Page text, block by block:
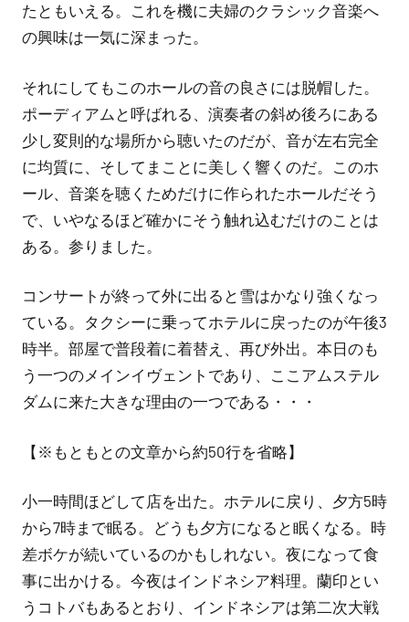
たともいえる。これを機に夫婦のクラシック音楽へ
の興味は一気に深まった。
それにしてもこのホールの音の良さには脱帽した。
ポーディアムと呼ばれる、演奏者の斜め後ろにある
少し変則的な場所から聴いたのだが、音が左右完全
に均質に、そしてまことに美しく響くのだ。このホ
ール、音楽を聴くためだけに作られたホールだそう
で、いやなるほど確かにそう触れ込むだけのことは
ある。参りました。
コンサートが終って外に出ると雪はかなり強くなっ
ている。タクシーに乗ってホテルに戻ったのが午後3
時半。部屋で普段着に着替え、再び外出。本日のも
う一つのメインイヴェントであり、ここアムステル
ダムに来た大きな理由の一つである・・・
【※もともとの文章から約50行を省略】
小一時間ほどして店を出た。ホテルに戻り、夕方5時
から7時まで眠る。どうも夕方になると眠くなる。時
差ボケが続いているのかもしれない。夜になって食
事に出かける。今夜はインドネシア料理。蘭印とい
うコトバもあるとおり、インドネシアは第二次大戦